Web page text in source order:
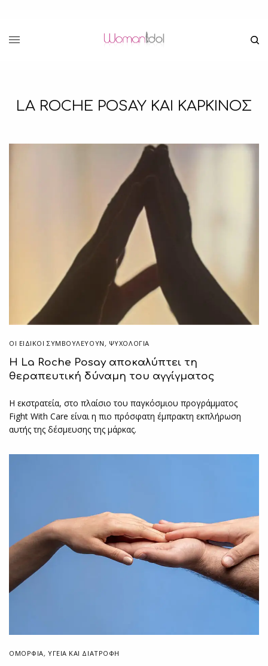
LA ROCHE POSAY ΚΑΙ ΚΑΡΚΙΝΟΣ
ΟΙ ΕΙΔΙΚΟΊ ΣΥΜΒΟΥΛΕΎΟΥΝ , ΨΥΧΟΛΟΓΙΑ
H La Roche Posay αποκαλύπτει τη
θεραπευτική δύναμη του αγγίγματος
Η εκστρατεία, στο πλαίσιο του παγκόσμιου προγράμματος
Fight With Care είναι η πιο πρόσφατη έμπρακτη εκπλήρωση
αυτής της δέσμευσης της μάρκας.
ΟΜΟΡΦΙΑ, ΥΓΕΊΑ ΚΑΙ ΔΙΑΤΡΟΦΉ